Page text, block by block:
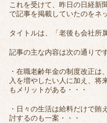
これを受けて、昨日の日経新
で記事を掲載していたのをネ
タイトルは、「老後も会社所
記事の主な内容は次の通りです
・在職老齢年金の制度改正は
入を増やしたい人に加え、将
もメリットがある・・・
・日々の生活は給料だけで賄
討するのも一案・・・